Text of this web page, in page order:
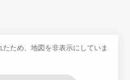
ため、地図を非表示にしていま